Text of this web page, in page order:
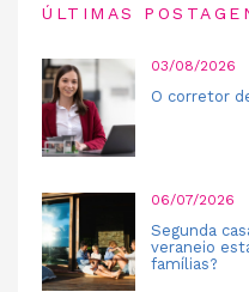
ÚLTIMAS
03/08/2026
O corretor
06/07/2026
Segunda
veraneio
famílias?